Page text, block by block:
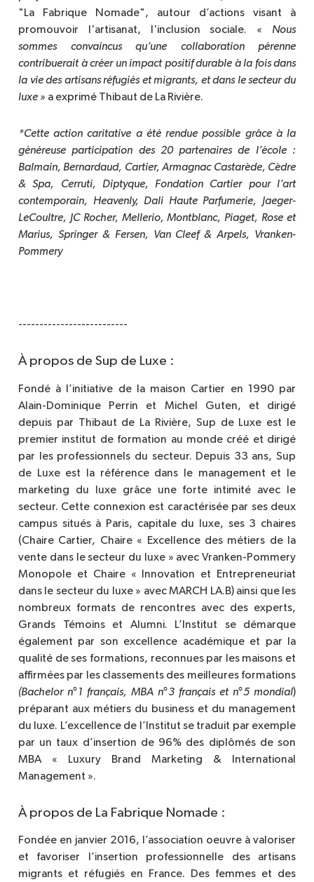
"La Fabrique Nomade", autour d’actions visant à
promouvoir l'artisanat, l'inclusion sociale. « Nous
sommes convaincus qu’une collaboration pérenne
contribuerait à créer un impact positif durable à la fois dans
la vie des artisans réfugiés et migrants, et dans le secteur du
luxe » a exprimé Thibaut de La Rivière.
*Cette action caritative a été rendue possible grâce à la
généreuse participation des 20 partenaires de l’école :
Balmain, Bernardaud, Cartier, Armagnac Castarède, Cèdre
& Spa, Cerruti, Diptyque, Fondation Cartier pour l’art
contemporain, Heavenly, Dali Haute Parfumerie, Jaeger-
LeCoultre, JC Rocher, Mellerio, Montblanc, Piaget, Rose et
Marius, Springer & Fersen, Van Cleef & Arpels, Vranken-
Pommery
--------------------------
À propos de Sup de Luxe :
Fondé à l’initiative de la maison Cartier en 1990 par
Alain-Dominique Perrin et Michel Guten, et dirigé
depuis par Thibaut de La Rivière, Sup de Luxe est le
premier institut de formation au monde créé et dirigé
par les professionnels du secteur. Depuis 33 ans, Sup
de Luxe est la référence dans le management et le
marketing du luxe grâce une forte intimité avec le
secteur. Cette connexion est caractérisée par ses deux
campus situés à Paris, capitale du luxe, ses 3 chaires
(Chaire Cartier, Chaire « Excellence des métiers de la
vente dans le secteur du luxe » avec Vranken-Pommery
Monopole et Chaire « Innovation et Entrepreneuriat
dans le secteur du luxe » avec MARCH LA.B) ainsi que les
nombreux formats de rencontres avec des experts,
Grands Témoins et Alumni. L’Institut se démarque
également par son excellence académique et par la
qualité de ses formations, reconnues par les maisons et
affirmées par les classements des meilleures formations
(Bachelor n°1 français, MBA n°3 français et n°5 mondial)
préparant aux métiers du business et du management
du luxe. L’excellence de l’Institut se traduit par exemple
par un taux d’insertion de 96% des diplômés de son
MBA « Luxury Brand Marketing & International
Management ».
À propos de La Fabrique Nomade :
Fondée en janvier 2016, l’association oeuvre à valoriser
et favoriser l’insertion professionnelle des artisans
migrants et réfugiés en France. Des femmes et des